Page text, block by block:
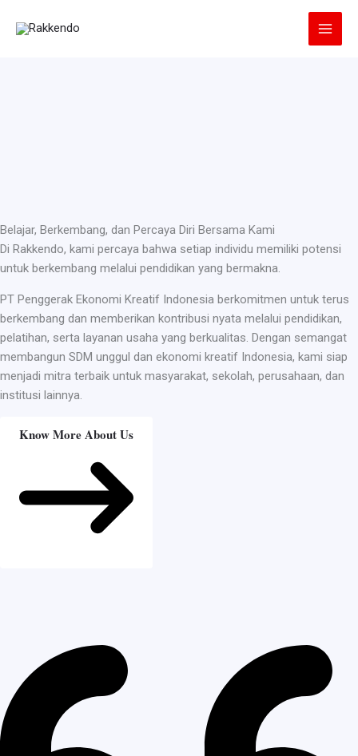
Belajar, Berkembang, dan Percaya Diri Bersama Kami
Di Rakkendo, kami percaya bahwa setiap individu memiliki potensi
untuk berkembang melalui pendidikan yang bermakna.
PT Penggerak Ekonomi Kreatif Indonesia berkomitmen untuk terus
berkembang dan memberikan kontribusi nyata melalui pendidikan,
pelatihan, serta layanan usaha yang berkualitas. Dengan semangat
membangun SDM unggul dan ekonomi kreatif Indonesia, kami siap
menjadi mitra terbaik untuk masyarakat, sekolah, perusahaan, dan
institusi lainnya.
Know More About Us